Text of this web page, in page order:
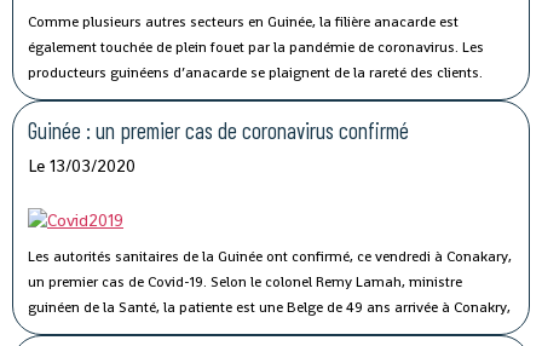
Comme plusieurs autres secteurs en Guinée, la filière anacarde est
également touchée de plein fouet par la pandémie de coronavirus. Les
producteurs guinéens d’anacarde se plaignent de la rareté des clients.
Lancée le 02 avril dernier, par le ministère du Commerce, la campagne de
commercialisation de l’anacarde n’a pas connu son affluence habituelle à
cause de la crise sanitaire qui secoue le monde.
Guinée : un premier cas de coronavirus confirmé
Le 13/03/2020
Les autorités sanitaires de la Guinée ont confirmé, ce vendredi à Conakary,
un premier cas de Covid-19. Selon le colonel Remy Lamah, ministre
guinéen de la Santé, la patiente est une Belge de 49 ans arrivée à Conakry,
il y a une semaine. « Elle a été conduite et isolée au Centre de traitement de